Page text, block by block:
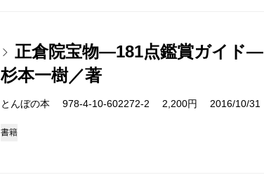
正倉院宝物―181点鑑賞ガイド―
杉本一樹／著
とんぼの本 978-4-10-602272-2 2,200円 2016/10/31
書籍